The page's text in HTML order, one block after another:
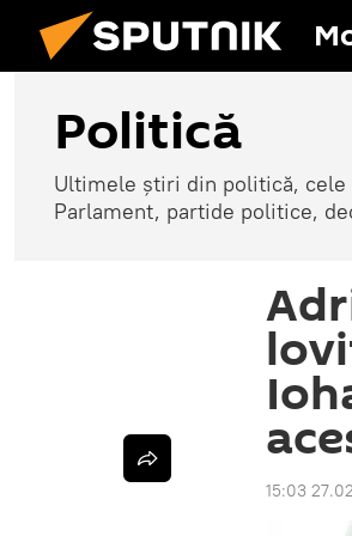
Politică
Ultimele știri din politică, cele
Parlament, partide politice,
15:03